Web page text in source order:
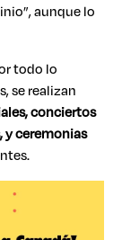
aunque lo
todo lo
se realizan
conciertos
y ceremonias